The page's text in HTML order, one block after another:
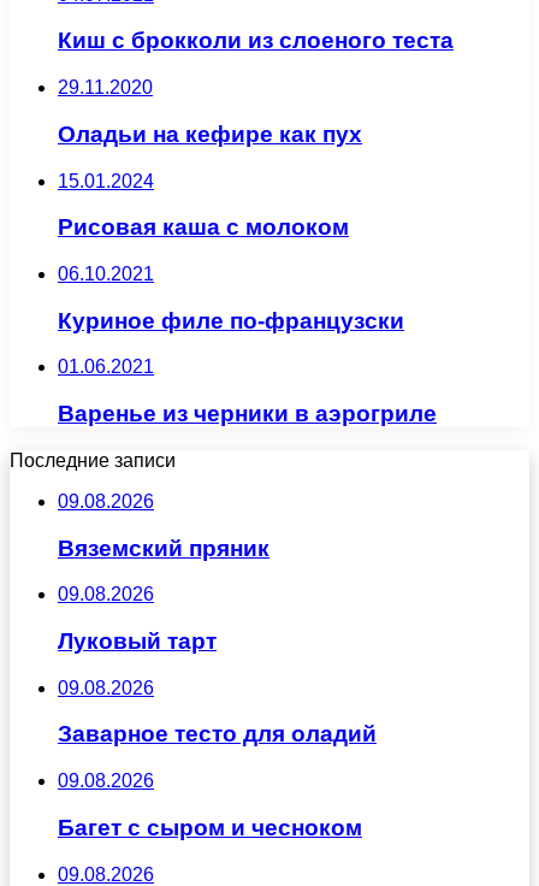
Киш с брокколи из слоеного теста
29.11.2020
Оладьи на кефире как пух
15.01.2024
Рисовая каша с молоком
06.10.2021
Куриное филе по-французски
01.06.2021
Варенье из черники в аэрогриле
Последние записи
09.08.2026
Вяземский пряник
09.08.2026
Луковый тарт
09.08.2026
Заварное тесто для оладий
09.08.2026
Багет с сыром и чесноком
09.08.2026